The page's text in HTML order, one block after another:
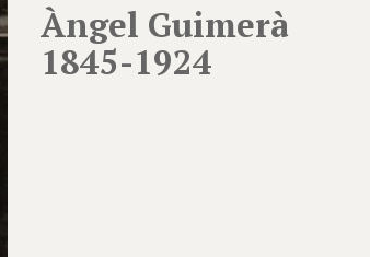
Àngel Guimerà
1845-1924